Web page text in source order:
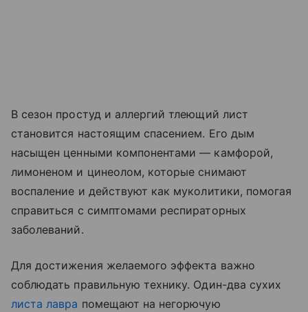
В сезон простуд и аллергий тлеющий лист
становится настоящим спасением. Его дым
насыщен ценными компонентами — камфорой,
лимоненом и цинеолом, которые снимают
воспаление и действуют как муколитики, помогая
справиться с симптомами респираторных
заболеваний.
Для достижения желаемого эффекта важно
соблюдать правильную технику. Один-два сухих
листа лавра помещают на негорючую